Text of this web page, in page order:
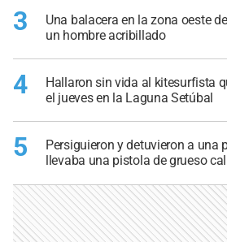
3
Una balacera en la zona oeste
un hombre acribillado
4
Hallaron sin vida al kitesurfista
el jueves en la Laguna Setúbal
5
Persiguieron y detuvieron a una
llevaba una pistola de grueso